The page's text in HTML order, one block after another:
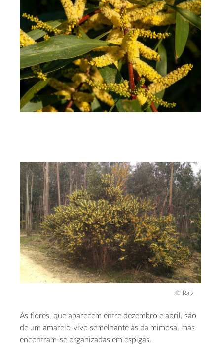
© Raiz
As flores, que aparecem entre dezembro e abril, são
de um amarelo-vivo semelhante às da mimosa, mas
encontram-se organizadas em espigas.